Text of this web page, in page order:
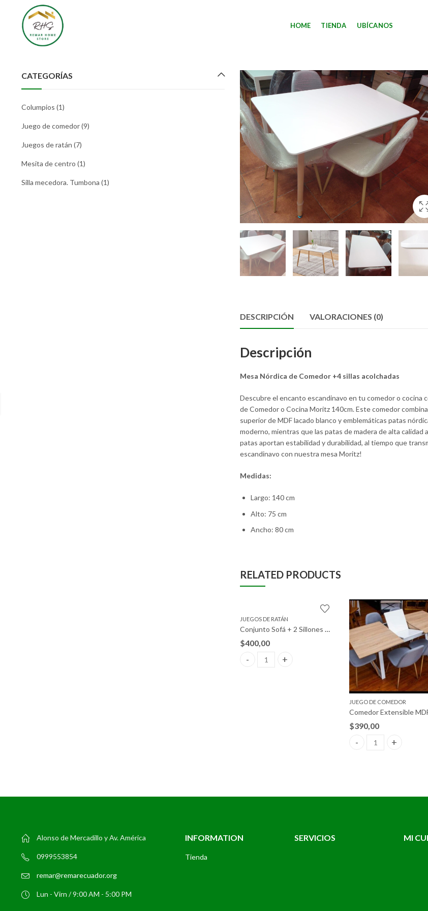
HOME TIENDA UBÍCANOS
DESCRIPCIÓN VALORACIONES (0)
Descripción
Mesa Nórdica de Comedor +4 sillas acolchadas
Descubre el encanto escandinavo en tu comedor o
de Comedor o Cocina Moritz 140cm. Este comedor
superior de MDF lacado blanco y emblemáticas patas
moderno, mientras que las patas de madera de alta
patas aportan estabilidad y durabilidad, al tiempo que
escandinavo con nuestra mesa Moritz!
Medidas:
Largo: 140 cm
Alto: 75 cm
Ancho: 80 cm
RELATED PRODUCTS
Columpio de 3 plazas negro. Muebles de Jardín y Terraza quantity
JUEGOS DE RATÁN
Conjunto Sofá + 2 Sillones + Mesa de Ratán. Muebles de Jardín y Terraza
$400,00
Conjunto Sofá + 2 Sillones + Mesa de Ratán. Muebles
JUEGO DE COMEDOR
$390,00
Comedor Extensible
CATEGORÍAS
Columpios (1)
Juego de comedor(9)
Juegos de ratán (7)
Mesita de centro (1)
Silla mecedora. Tumbona (1)
Alonso de Mercadillo y Av. América
0999553854
remar@remarecuador.org
Lun - Virn / 9:00 AM - 5:00 PM
INFORMATION
Tienda
SERVICIOS MI